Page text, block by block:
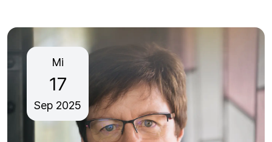
Mi
17
Sep 2025